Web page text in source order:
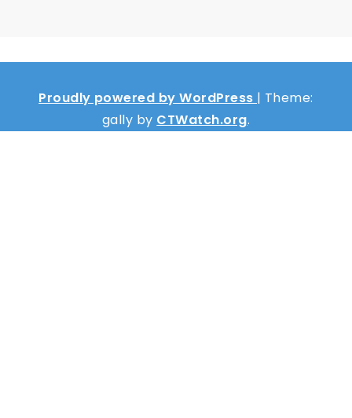
Proudly powered by WordPress | Theme:
gally by CTWatch.org.